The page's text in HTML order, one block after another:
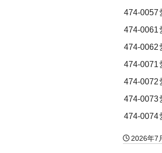
474-0057
474-0061
474-0062
474-0071
474-0072
474-0073
474-0074
2026年7